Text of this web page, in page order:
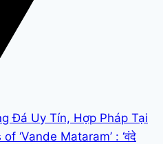
Đá Uy Tín, Hợp Pháp Tại
‘Vande Mataram’ : ‘वंदे